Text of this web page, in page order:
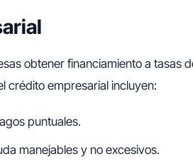
obtener financiamiento a tasas
crédito empresarial incluyen:
puntuales.
manejables y no excesivos.